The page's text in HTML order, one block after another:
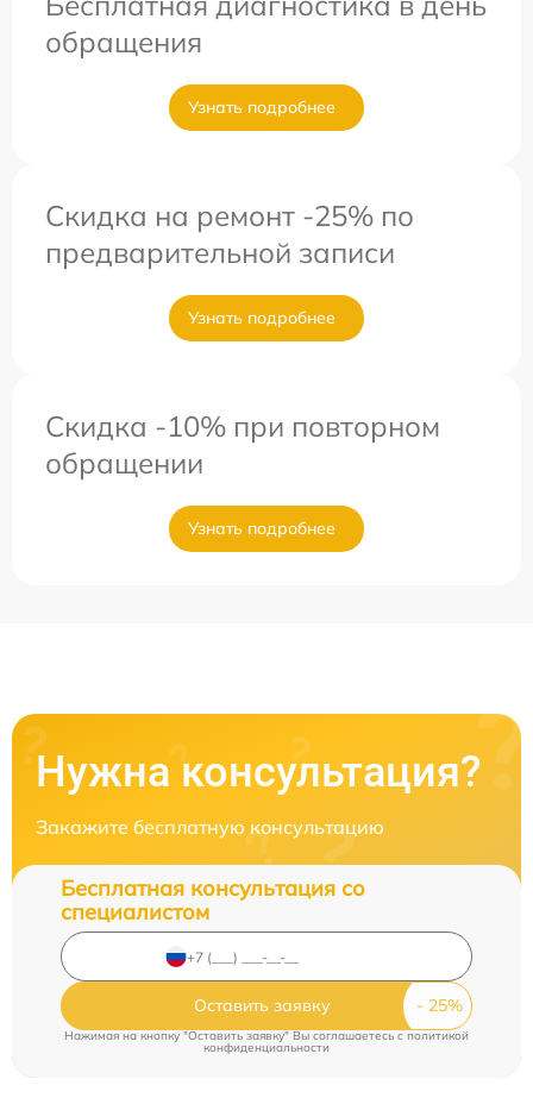
обращения
Узнать подробнее
Скидка на ремонт -25% по
предварительной записи
Узнать подробнее
Скидка -10% при повторном
обращении
Узнать подробнее
Нужна консультация?
Закажите бесплатную консультацию
Бесплатная консультация со
специалистом
Оставить заявку
Нажимая на кнопку "Оставить заявку" Вы соглашаетесь cполитикой
конфиденциальности